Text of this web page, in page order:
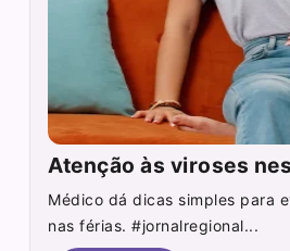
Atenção às viroses
Médico dá dicas simples para
nas férias. #jornalregional...